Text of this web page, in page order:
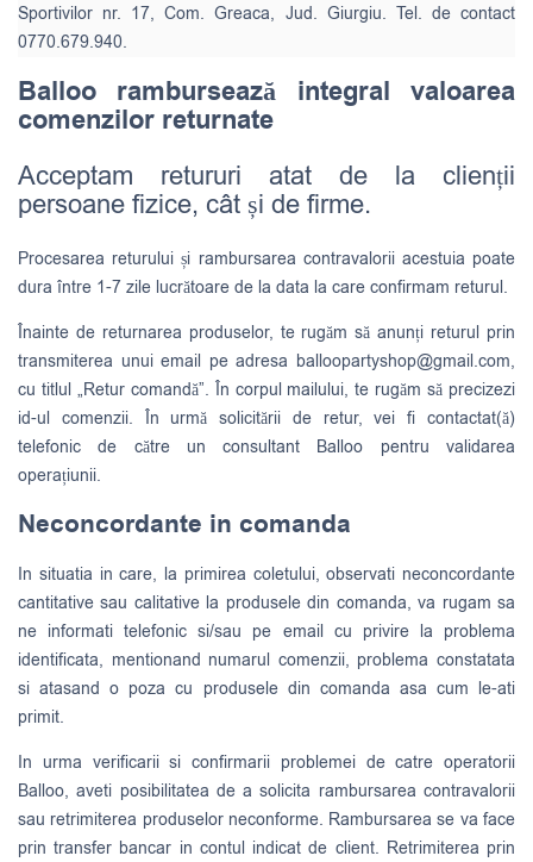
Sportivilor nr. 17, Com. Greaca, Jud. Giurgiu. Tel. de contact
0770.679.940.
Balloo rambursează integral valoarea
comenzilor returnate
Acceptam retururi atat de la clienții
persoane fizice, cât și de firme.
Procesarea returului și rambursarea contravalorii acestuia poate
dura între 1-7 zile lucrătoare de la data la care confirmam returul.
Înainte de returnarea produselor, te rugăm să anunți returul prin
transmiterea unui email pe adresa balloopartyshop@gmail.com,
cu titlul „Retur comandă”. În corpul mailului, te rugăm să precizezi
id-ul comenzii. În urmă solicitării de retur, vei fi contactat(ă)
telefonic de către un consultant Balloo pentru validarea
operațiunii.
Neconcordante in comanda
In situatia in care, la primirea coletului, observati neconcordante
cantitative sau calitative la produsele din comanda, va rugam sa
ne informati telefonic si/sau pe email cu privire la problema
identificata, mentionand numarul comenzii, problema constatata
si atasand o poza cu produsele din comanda asa cum le-ati
primit.
In urma verificarii si confirmarii problemei de catre operatorii
Balloo, aveti posibilitatea de a solicita rambursarea contravalorii
sau retrimiterea produselor neconforme. Rambursarea se va face
prin transfer bancar in contul indicat de client. Retrimiterea prin